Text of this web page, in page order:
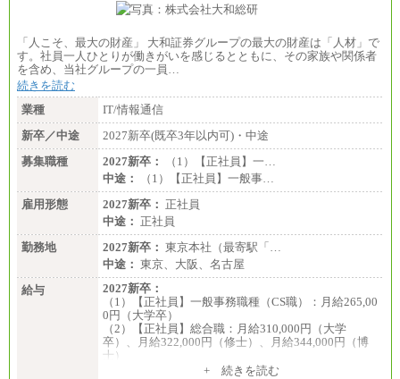
「人こそ、最大の財産」 大和証券グループの最大の財産は「人材」で
す。社員一人ひとりが働きがいを感じるとともに、その家族や関係者
を含め、当社グループの一員…
続きを読む
業種
IT/情報通信
新卒／中途
2027新卒(既卒3年以内可)・中途
募集職種
2027新卒：
（1）【正社員】一…
中途：
（1）【正社員】一般事…
雇用形態
2027新卒： 正社員
中途： 正社員
勤務地
2027新卒： 東京本社（最寄駅「…
中途： 東京、大阪、名古屋
給与
2027新卒：
（1）【正社員】一般事務職種（CS職）：月給265,00
0円（大学卒）
（2）【正社員】総合職：月給310,000円（大学
卒）、月給322,000円（修士）、月給344,000円（博
士）
+ 続きを読む